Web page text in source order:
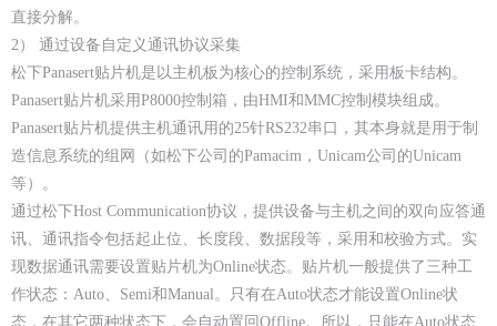
直接分解。
2） 通过设备自定义通讯协议采集
松下Panasert贴片机是以主机板为核心的控制系统，采用板卡结构。
Panasert贴片机采用P8000控制箱，由HMI和MMC控制模块组成。
Panasert贴片机提供主机通讯用的25针RS232串口，其本身就是用于制
造信息系统的组网（如松下公司的Pamacim，Unicam公司的Unicam
等）。
通过松下Host Communication协议，提供设备与主机之间的双向应答通
讯、通讯指令包括起止位、长度段、数据段等，采用和校验方式。实
现数据通讯需要设置贴片机为Online状态。贴片机一般提供了三种工
作状态：Auto、Semi和Manual。只有在Auto状态才能设置Online状
态，在其它两种状态下，会自动置回Offline。所以，只能在Auto状态